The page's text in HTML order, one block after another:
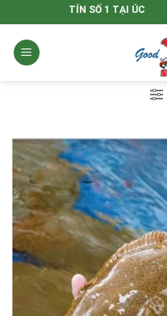
to
content
UY TÍN SỐ 1 TẠI ÚC